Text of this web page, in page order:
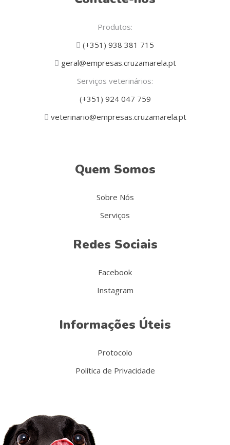
Produtos:
(+351) 938 381 715
geral@empresas.cruzamarela.pt
Serviços veterinários:
(+351) 924 047 759
veterinario@empresas.cruzamarela.pt
Quem Somos
Sobre Nós
Serviços
Redes Sociais
Facebook
Instagram
Informações Úteis
Protocolo
Política de Privacidade